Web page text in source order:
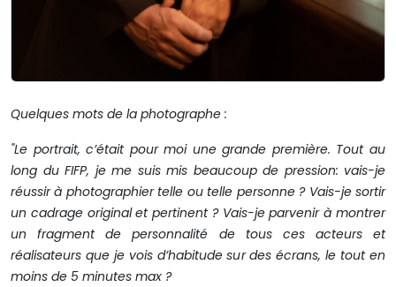
Quelques mots de la photographe :
"Le portrait, c’était pour moi une grande première. Tout au
long du FIFP, je me suis mis beaucoup de pression: vais-je
réussir à photographier telle ou telle personne ? Vais-je sortir
un cadrage original et pertinent ? Vais-je parvenir à montrer
un fragment de personnalité de tous ces acteurs et
réalisateurs que je vois d’habitude sur des écrans, le tout en
moins de 5 minutes max ?